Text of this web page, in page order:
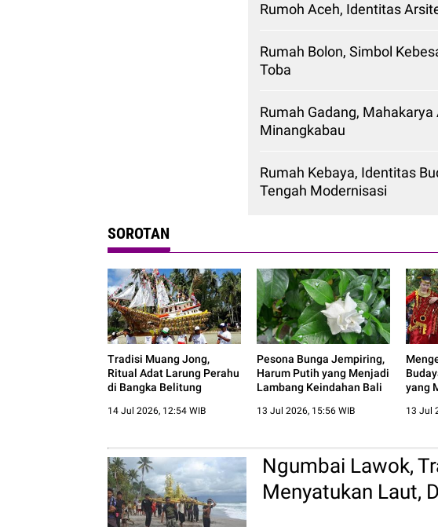
Rumoh Aceh, Identitas
Rumah Bolon, Simbol
Toba
Rumah Gadang,
Minangkabau
Rumah Kebaya, Identitas
Tengah Modernisasi
SOROTAN
Tradisi Muang Jong,
Ritual Adat Larung Perahu
di Bangka Belitung
14 Jul 2026, 12:54 WIB
Pesona Bunga Jempiring,
Harum Putih yang Menjadi
Lambang Keindahan Bali
13 Jul 2026, 15:56 WIB
yang
13 Jul
Ngumbai Lawok,
Menyatukan Laut,